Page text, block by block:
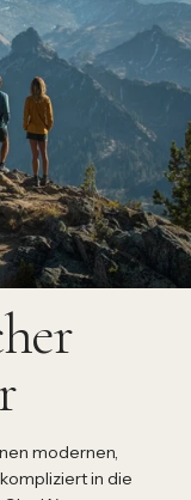
modernen,
in die